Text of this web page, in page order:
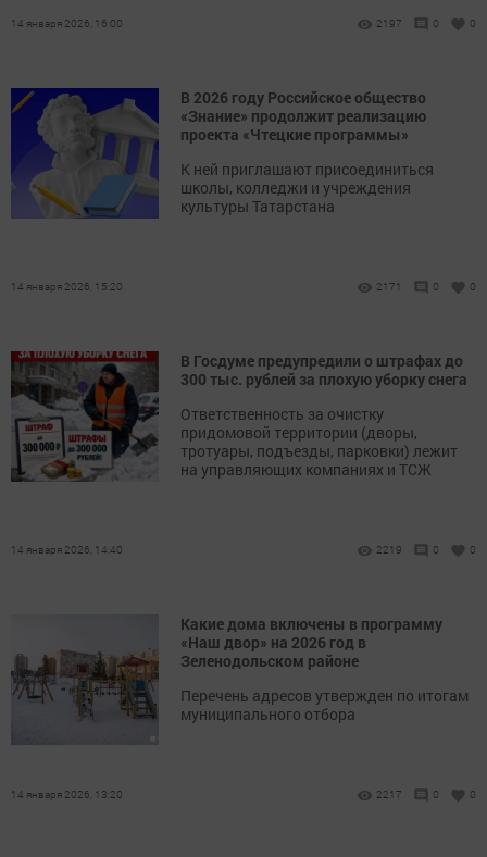
14 января 2026, 16:00 2197 0 0
В 2026 году Российское общество
«Знание» продолжит реализацию
проекта «Чтецкие программы»
К ней приглашают присоединиться
школы, колледжи и учреждения
культуры Татарстана
14 января 2026, 15:20 2171 0 0
В Госдуме предупредили о штрафах до
300 тыс. рублей за плохую уборку снега
Ответственность за очистку
придомовой территории (дворы,
тротуары, подъезды, парковки) лежит
на управляющих компаниях и ТСЖ
14 января 2026, 14:40 2219 0 0
Какие дома включены в программу
«Наш двор» на 2026 год в
Зеленодольском районе
Перечень адресов утвержден по итогам
муниципального отбора
14 января 2026, 13:20 2217 0 0